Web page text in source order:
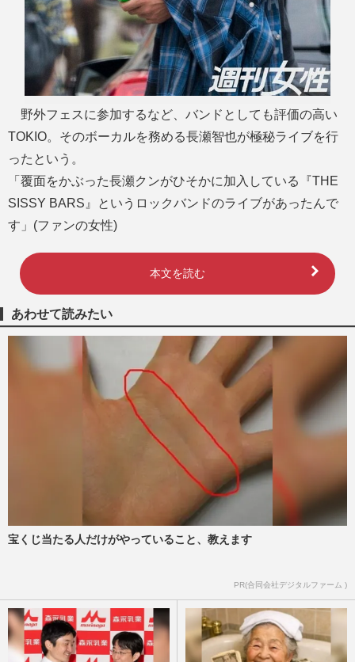
野外フェスに参加するなど、バンドとしても評価の高い
TOKIO。そのボーカルを務める長瀬智也が極秘ライブを行
ったという。
「覆面をかぶった長瀬クンがひそかに加入している『THE
SISSY BARS』というロックバンドのライブがあったんで
す」(ファンの女性)
本文を読む
あわせて読みたい
宝くじ当たる人だけがやっていること、教えます
PR(合同会社デジタルファーム )